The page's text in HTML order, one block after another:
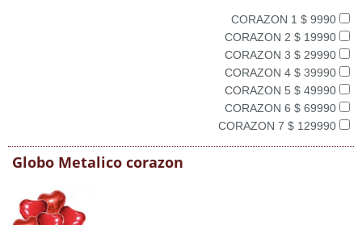
CORAZON 1 $ 9990
CORAZON 2 $ 19990
CORAZON 3 $ 29990
CORAZON 4 $ 39990
CORAZON 5 $ 49990
CORAZON 6 $ 69990
CORAZON 7 $ 129990
Globo Metalico corazon